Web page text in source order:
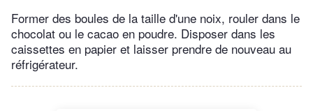
Former des boules de la taille d'une noix, rouler dans le
chocolat ou le cacao en poudre. Disposer dans les
caissettes en papier et laisser prendre de nouveau au
réfrigérateur.